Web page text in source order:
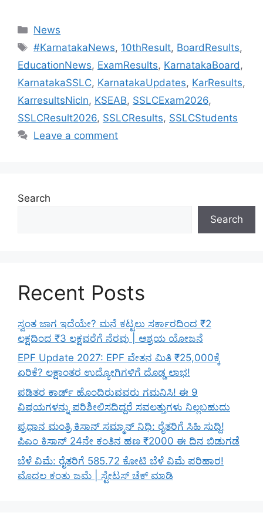
Categories
News
Tags
#KarnatakaNews, 10thResult, BoardResults,
EducationNews, ExamResults, KarnatakaBoard ,
KarnatakaSSLC, KarnatakaUpdates, KarResults,
KarresultsNicIn, KSEAB, SSLCExam2026,
SSLCResult2026, SSLCResults, SSLCStudents
Leave a comment
Search
Search
Recent Posts
ಸ್ವಂತ ಜಾಗ ಇದೆಯೇ? ಮನೆ ಕಟ್ಟಲು ಸರ್ಕಾರದಿಂದ ₹2
ಲಕ್ಷದಿಂದ ₹3 ಲಕ್ಷವರೆಗೆ ನೆರವು | ಆಶ್ರಯ ಯೋಜನೆ
EPF Update 2027: EPF ವೇತನ ಮಿತಿ ₹25,000ಕ್ಕೆ
ಏರಿಕೆ? ಲಕ್ಷಾಂತರ ಉದ್ಯೋಗಿಗಳಿಗೆ ದೊಡ್ಡ ಲಾಭ!
ಪಡಿತರ ಕಾರ್ಡ್ ಹೊಂದಿರುವವರು ಗಮನಿಸಿ! ಈ 9
ವಿಷಯಗಳನ್ನು ಪರಿಶೀಲಿಸದಿದ್ದರೆ ಸವಲತ್ತುಗಳು ನಿಲ್ಲಬಹುದು
ಪ್ರಧಾನ ಮಂತ್ರಿ ಕಿಸಾನ್ ಸಮ್ಮಾನ್ ನಿಧಿ: ರೈತರಿಗೆ ಸಿಹಿ ಸುದ್ದಿ!
ಪಿಎಂ ಕಿಸಾನ್ 24ನೇ ಕಂತಿನ ಹಣ ₹2000 ಈ ದಿನ ಬಿಡುಗಡೆ
ಬೆಳೆ ವಿಮೆ: ರೈತರಿಗೆ 585.72 ಕೋಟಿ ಬೆಳೆ ವಿಮೆ ಪರಿಹಾರ!
ಮೊದಲ ಕಂತು ಜಮೆ | ಸ್ಟೇಟಸ್ ಚೆಕ್ ಮಾಡಿ